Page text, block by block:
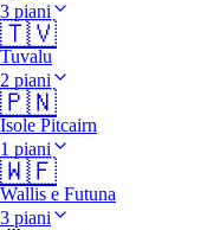
3 piani
🇹🇻
Tuvalu
2 piani
🇵🇳
Isole Pitcairn
1 piani
🇼🇫
Wallis e Futuna
3 piani